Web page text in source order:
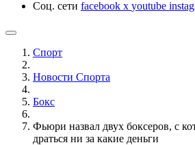
Соц. сети facebook x youtube
Спорт
Новости Cпорта
Бокс
Фьюри назвал двух боксеров, с
драться ни за какие деньги